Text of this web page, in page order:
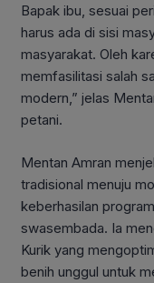
Bapak ibu, sesuai
harus ada di sisi
masyarakat. Oleh
memfasilitasi salah
modern,” jelas
petani.
Mentan Amran
tradisional menuju
keberhasilan
swasembada. Ia
Kurik yang
benih unggul untuk